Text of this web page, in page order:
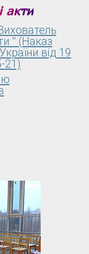
акти
” (Наказ
від 19
21)